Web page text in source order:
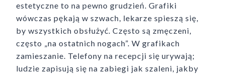
estetyczne to na pewno grudzień. Grafiki
wówczas pękają w szwach, lekarze spieszą się,
by wszystkich obsłużyć. Często są zmęczeni,
często „na ostatnich nogach”. W grafikach
zamieszanie. Telefony na recepcji się urywają;
ludzie zapisują się na zabiegi jak szaleni, jakby